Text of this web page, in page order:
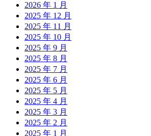
2026 年 1 月
2025 年 12 月
2025 年 11 月
2025 年 10 月
2025 年 9 月
2025 年 8 月
2025 年 7 月
2025 年 6 月
2025 年 5 月
2025 年 4 月
2025 年 3 月
2025 年 2 月
2025 年 1 月